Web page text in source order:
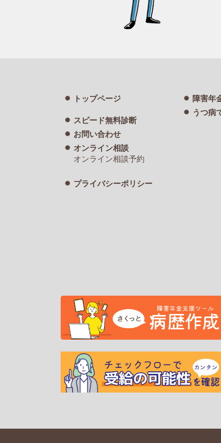
トップページ
スピード無料診断
お問い合わせ
オンライン相談
オンライン相談予約
プライバシーポリシー
障害年
うつ病